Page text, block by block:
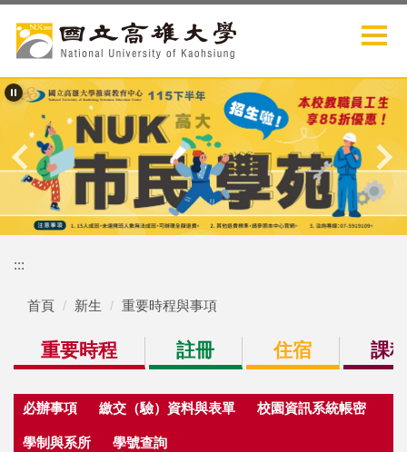
到
主
內
:::
首頁 新生 重要時程與事項
重要時程 註冊 住宿 課
必辦事項 繳交（驗）資料與表單 校園資訊系統帳密
學制與系所 學號查詢